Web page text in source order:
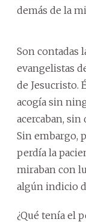
demás de la
Son contadas
evangelistas
de Jesucristo.
acogía sin
acercaban,
Sin embargo,
perdía la
miraban con
algún indicio
¿Qué tenía el